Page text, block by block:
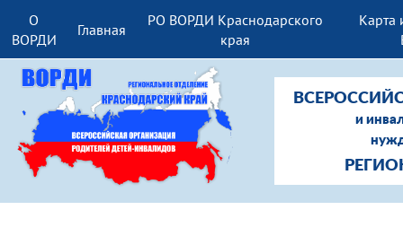
О
ВОРДИ
Главная
РО ВОРДИ Краснодарского
края
Карта
и